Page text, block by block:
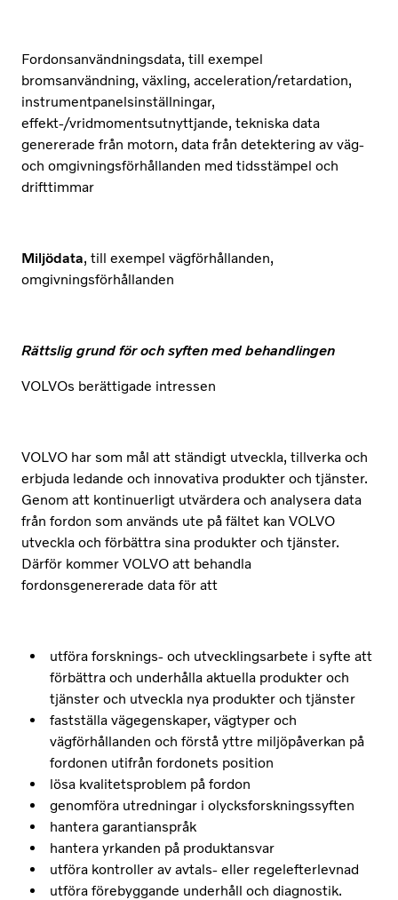
Fordonsanvändningsdata, till exempel
bromsanvändning, växling, acceleration/retardation,
instrumentpanelsinställningar,
effekt-/vridmomentsutnyttjande, tekniska data
genererade från motorn, data från detektering av väg-
och omgivningsförhållanden med tidsstämpel och
drifttimmar
Miljödata, till exempel vägförhållanden,
omgivningsförhållanden
Rättslig grund för och syften med behandlingen
VOLVOs berättigade intressen
VOLVO har som mål att ständigt utveckla, tillverka och
erbjuda ledande och innovativa produkter och tjänster.
Genom att kontinuerligt utvärdera och analysera data
från fordon som används ute på fältet kan VOLVO
utveckla och förbättra sina produkter och tjänster.
Därför kommer VOLVO att behandla
fordonsgenererade data för att
utföra forsknings- och utvecklingsarbete i syfte att
förbättra och underhålla aktuella produkter och
tjänster och utveckla nya produkter och tjänster
fastställa vägegenskaper, vägtyper och
vägförhållanden och förstå yttre miljöpåverkan på
fordonen utifrån fordonets position
lösa kvalitetsproblem på fordon
genomföra utredningar i olycksforskningssyften
hantera garantianspråk
hantera yrkanden på produktansvar
utföra kontroller av avtals- eller regelefterlevnad
utföra förebyggande underhåll och diagnostik.